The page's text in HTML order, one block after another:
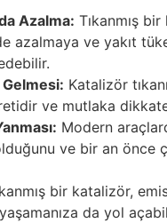
Azalma: Tıkanmış
azalmaya ve yakıt
Katalizör
ve mutlaka
Modern
ve bir an
bir katalizör,
da yol